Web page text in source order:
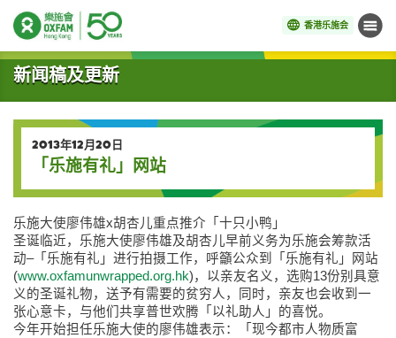
香港乐施会 菜单
开始主要内容
新闻稿及更新
2013年12月20日
「乐施有礼」网站
乐施大使廖伟雄x胡杏儿重点推介「十只小鸭」
圣诞临近，乐施大使廖伟雄及胡杏儿早前义务为乐施会筹款活
动–「乐施有礼」进行拍摄工作，呼籲公众到「乐施有礼」网站
(www.oxfamunwrapped.org.hk)，以亲友名义，选购13份别具意
义的圣诞礼物，送予有需要的贫穷人，同时，亲友也会收到一
张心意卡，与他们共享普世欢腾「以礼助人」的喜悦。
今年开始担任乐施大使的廖伟雄表示：「现今都市人物质富